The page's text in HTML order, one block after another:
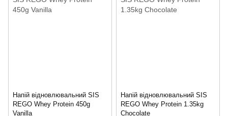
Напій відновлювальний SIS
REGO Whey Protein 450g
Vanilla
Напій відновлювальний SIS
REGO Whey Protein 1.35kg
Chocolate